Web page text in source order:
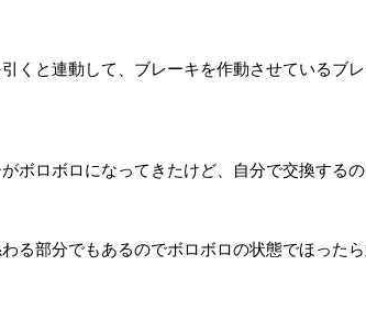
くと連動して、ブレーキを作動させているブレ
ボロボロになってきたけど、自分で交換する
る部分でもあるのでボロボロの状態でほったら